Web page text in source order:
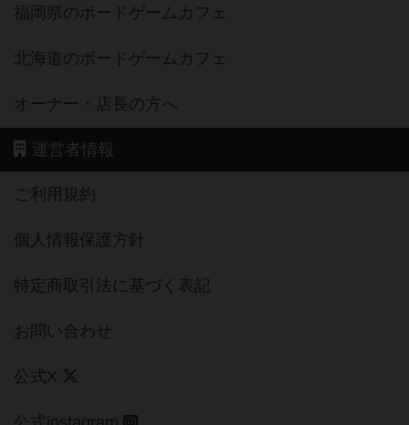
福岡県のボードゲームカフェ
北海道のボードゲームカフェ
オーナー・店長の方へ
運営者情報
ご利用規約
個人情報保護方針
特定商取引法に基づく表記
お問い合わせ
公式X